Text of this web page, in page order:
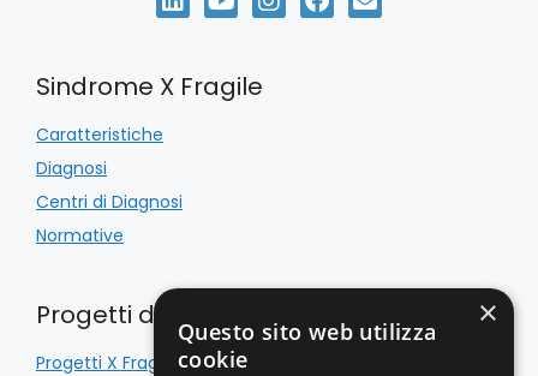
Sindrome X Fragile
Caratteristiche
Diagnosi
Centri di Diagnosi
Normative
Progetti di Inclusione
Progetti X Fragile
×
Questo sito web utilizza
cookie